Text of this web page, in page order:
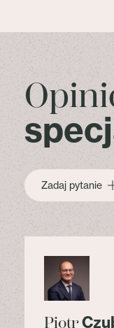
Zadaj pytanie
Piotr